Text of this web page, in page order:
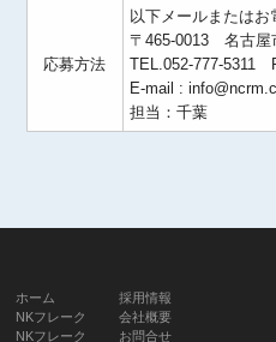
応募方法
以下メールまたはお
〒465-0013 名古屋
TEL.052-777-5311
E-mail :
担当：千葉
ホーム
NKフレーク
NKフレーク
採用情報
会社概要
お問合せ